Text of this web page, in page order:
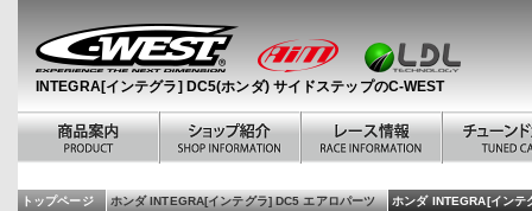
INTEGRA[インテグラ] DC5(ホンダ) サイドステップのC-WEST
トップページ ホンダ INTEGRA[インテグラ] DC5 エアロパーツ ホンダ INTEGRA[イン